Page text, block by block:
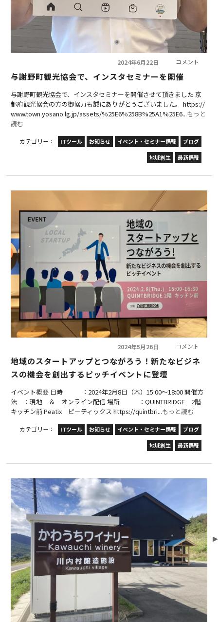
与謝野町観光協会で、インスタセミナーを開催
2024年6月22日 コメント
与謝野町観光協会で、インスタセミナーを開催させて頂きました 京
都府観光協会の方の御協力も誠にありがとうございました。 https://
www.town.yosano.lg.jp/assets/%25E6%258B%25A1%25E6...もっと
読む
カテゴリー： ITツール お知らせ イベント・セミナー情報 ブログ
地域創生 最新情報
地域のスタートアップとつながろう！新たなビジネ
スの機会を創出するピッチイベントに登壇
2024年5月26日 コメント
イベント概要 日時 ：2024年2月8日（木）15:00～18:00 開催方
法 ：現地 ＆ オンライン配信 場所 ：QUINTBRIDGE 2階
キッチン前 Peatix ピーティックス https://quintbri...もっと読む
カテゴリー： ITツール お知らせ イベント・セミナー情報 ブログ
地域創生 最新情報